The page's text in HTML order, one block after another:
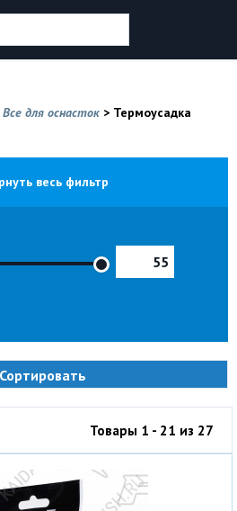
Все для оснасток > Термоусадка
весь фильтр
Сортировать
Товары 1 - 21 из 27